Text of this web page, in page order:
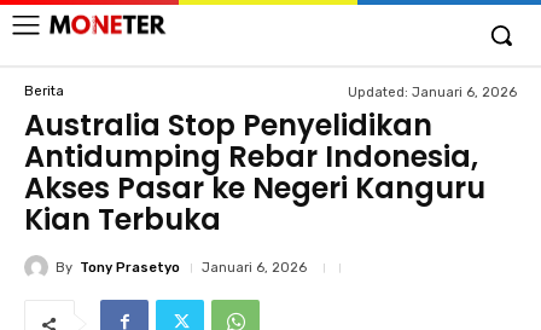
Berita Updated: Januari 6, 2026
Australia Stop Penyelidikan
Antidumping Rebar Indonesia,
Akses Pasar ke Negeri Kanguru
Kian Terbuka
By Tony Prasetyo Januari 6, 2026